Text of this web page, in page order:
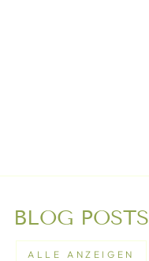
BLOG POSTS
ALLE ANZEIGEN